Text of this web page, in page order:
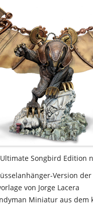
Songbird Edition
Version
von Jorge Lacera
Miniatur aus dem